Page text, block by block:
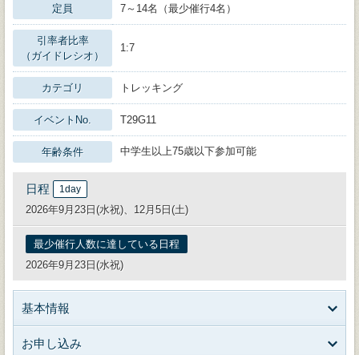
定員 7～14名（最少催行4名）
引率者比率
（ガイドレシオ）
1:7
カテゴリ トレッキング
イベントNo. T29G11
年齢条件 中学生以上75歳以下参加可能
日程 1day
2026年9月23日(水祝)、12月5日(土)
最少催行人数に達している日程
2026年9月23日(水祝)
基本情報
お申し込み